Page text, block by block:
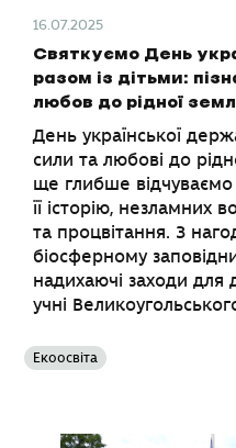
16.07.2025
Святкуємо День
разом із дітьми:
любов до рідної
День української
сили та любові до
ще глибше відчуваємо
її історію, незламних
та процвітання. З
біосферному
надихаючі заходи для
учні
Екоосвіта